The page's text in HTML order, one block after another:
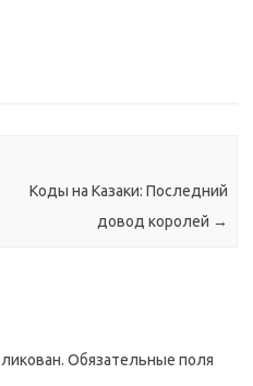
Коды на Казаки: Последний
довод королей →
Обязательные поля